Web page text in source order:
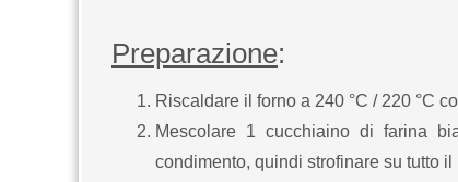
Preparazione:
Riscaldare il forno a 240 °C / 220 °C
Mescolare 1 cucchiaino di farina
condimento, quindi strofinare su tutto il